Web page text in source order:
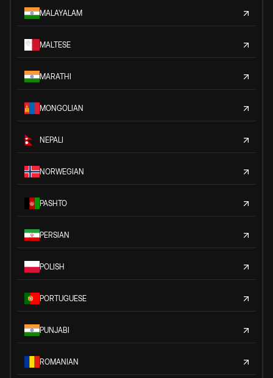
MALAYALAM
MALTESE
MARATHI
MONGOLIAN
NEPALI
NORWEGIAN
PASHTO
PERSIAN
POLISH
PORTUGUESE
PUNJABI
ROMANIAN